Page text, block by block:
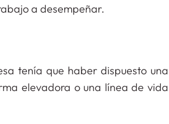
a desempeñar.
tenía que haber dispuesto una
elevadora o una línea de vida